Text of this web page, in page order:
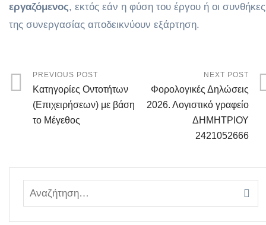
εργαζόμενος, εκτός εάν η φύση του έργου ή οι συνθήκες
της συνεργασίας αποδεικνύουν εξάρτηση.
PREVIOUS POST
Κατηγορίες Οντοτήτων
(Επιχειρήσεων) με βάση
το Μέγεθος
NEXT POST
Φορολογικές Δηλώσεις
2026. Λογιστικό γραφείο
ΔΗΜΗΤΡΙΟΥ
2421052666